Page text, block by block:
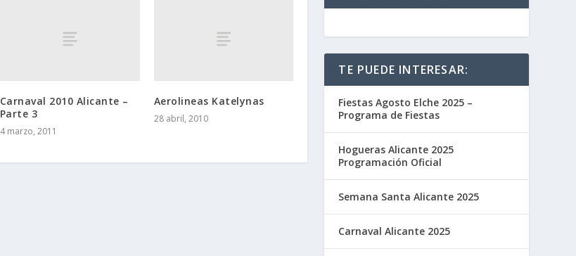
Carnaval 2010 Alicante –
Parte 3
4 marzo, 2011
Aerolineas Katelynas
28 abril, 2010
TE PUEDE INTERESAR:
Fiestas Agosto Elche 2025 –
Programa de Fiestas
Hogueras Alicante 2025
Programación Oficial
Semana Santa Alicante 2025
Carnaval Alicante 2025